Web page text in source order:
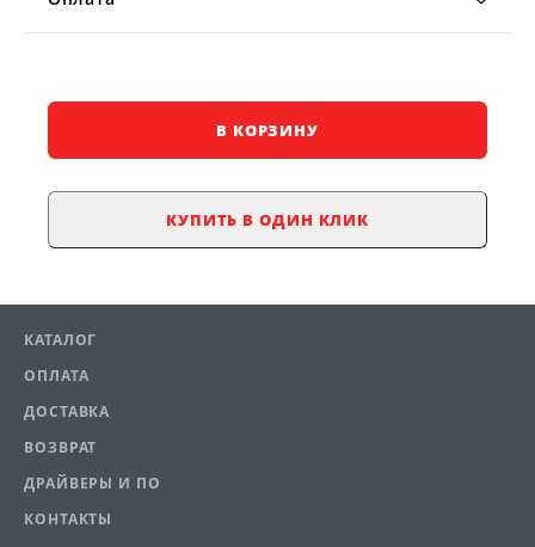
В КОРЗИНУ
КУПИТЬ В ОДИН КЛИК
КАТАЛОГ
ОПЛАТА
ДОСТАВКА
ВОЗВРАТ
ДРАЙВЕРЫ И ПО
КОНТАКТЫ